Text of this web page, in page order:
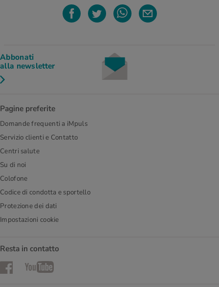
Abbonati
alla newsletter
Pagine preferite
Domande frequenti a iMpuls
Servizio clienti e Contatto
Centri salute
Su di noi
Colofone
Codice di condotta e sportello
Protezione dei dati
Impostazioni cookie
Resta in contatto
FacebookYouTube